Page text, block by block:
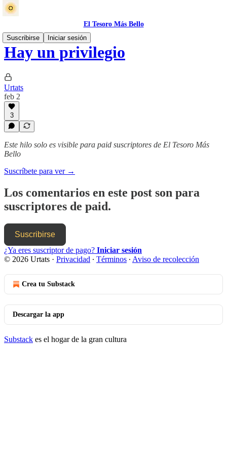
El Tesoro Más Bello
Suscribirse
Iniciar sesión
Hay un privilegio
Urtats
feb 2
3
Este hilo solo es visible para paid suscriptores de El Tesoro Más
Bello
Suscríbete para ver →
Los comentarios en este post son para
suscriptores de paid.
Suscribirse
¿Ya eres suscriptor de pago? Iniciar sesión
© 2026 Urtats · Privacidad ∙ Términos ∙ Aviso de recolección
Crea tu Substack
Descargar la app
Substack es el hogar de la gran cultura